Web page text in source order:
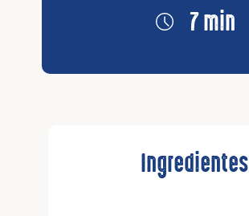
7 min
Ingredientes